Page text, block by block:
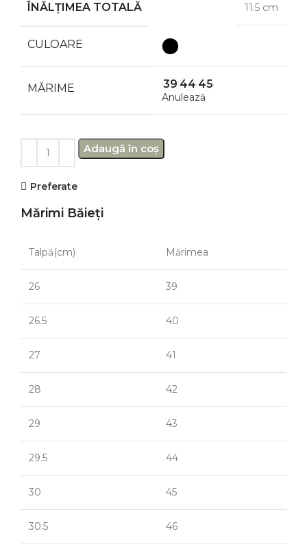
ÎNĂLȚIMEA TOTALĂ 11.5 cm
CULOARE
MĂRIME 39 44 45
Anulează
Adaugă în coș
Preferate
Mărimi Băieți
Talpă(cm) Mărimea
26 39
26.5 40
27 41
28 42
29 43
29.5 44
30 45
30.5 46